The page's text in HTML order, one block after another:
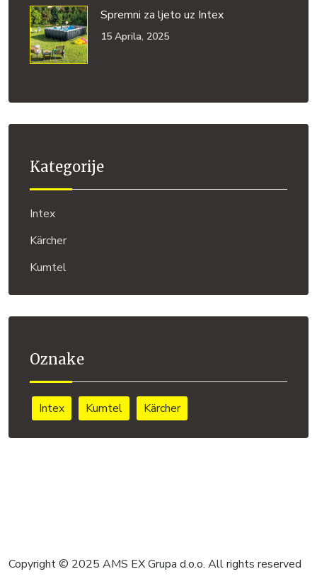
Spremni za ljeto uz Intex
15 Aprila, 2025
Kategorije
Intex
Kärcher
Kumtel
Oznake
Intex Kumtel Kärcher
Copyright © 2025 AMS EX Grupa d.o.o. All rights reserved